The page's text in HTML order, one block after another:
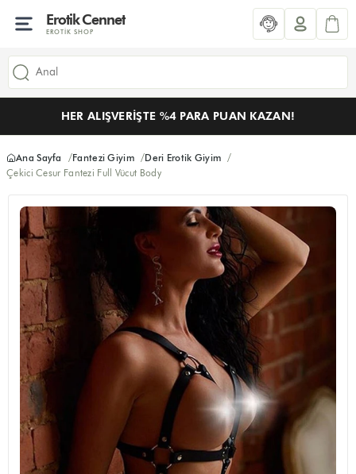
Erotik Cennet
EROTIK SHOP
HER ALIŞVERIŞTE %4 PARA PUAN KAZAN!
Ana Sayfa Fantezi Giyim
Deri Erotik Giyim
Çekici Cesur Fantezi Full Vücut Body